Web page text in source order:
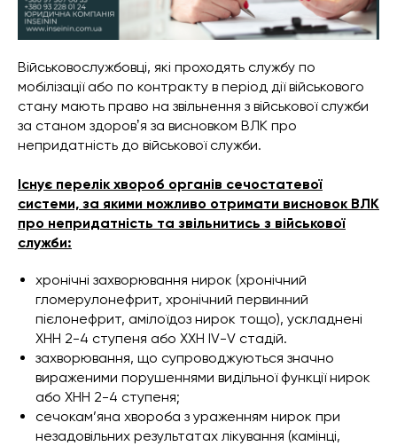
Військовослужбовці, які проходять службу по
мобілізації або по контракту в період дії військового
стану мають право на звільнення з військової служби
за станом здоровʼя за висновком ВЛК про
непридатність до військової служби.
Існує перелік хвороб органів сечостатевої
системи, за якими можливо отримати висновок ВЛК
про непридатність та звільнитись з військової
служби:
хронічні захворювання нирок (хронічний
гломерулонефрит, хронічний первинний
пієлонефрит, амілоїдоз нирок тощо), ускладнені
ХНН 2-4 ступеня або ХХН IV-V стадій.
захворювання, що супроводжуються значно
вираженими порушеннями видільної функції нирок
або ХНН 2-4 ступеня;
сечокам’яна хвороба з ураженням нирок при
незадовільних результатах лікування (камінці,